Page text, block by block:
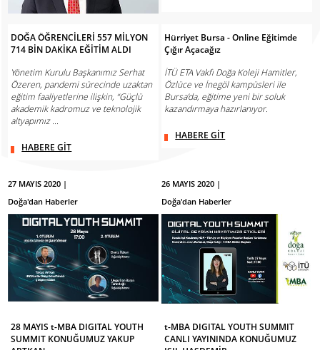
DOĞA ÖĞRENCİLERİ 557 MİLYON
714 BİN DAKİKA EĞİTİM ALDI
Yönetim Kurulu Başkanımız Serhat
Özeren, pandemi sürecinde uzaktan
eğitim faaliyetlerine ilişkin, “Güçlü
akademik kadromuz ve teknolojik
altyapımız ...
HABERE GİT
Hürriyet Bursa - Online Eğitimde
Çığır Açacağız
İTÜ ETA Vakfı Doğa Koleji Hamitler,
Özlüce ve İnegöl kampüsleri ile
Bursa’da, eğitime yeni bir soluk
kazandırmaya hazırlanıyor.
HABERE GİT
27 MAYIS 2020 |
Doğa'dan Haberler
28 MAYIS t-MBA DIGITAL YOUTH
SUMMIT KONUĞUMUZ YAKUP
26 MAYIS 2020 |
Doğa'dan Haberler
t-MBA DIGITAL YOUTH SUMMIT
CANLI YAYININDA KONUĞUMUZ